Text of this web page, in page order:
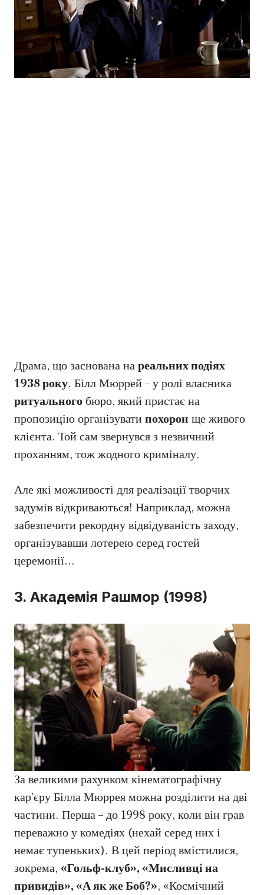
Драма, що заснована нареальних подіях
1938 року. Білл Мюррей – у ролі власника
ритуального бюро, який пристає на
пропозицію організуватипохорон ще живого
клієнта. Той сам звернувся з незвичний
проханням, тож жодного криміналу.
Але які можливості для реалізації творчих
задумів відкриваються! Наприклад, можна
забезпечити рекордну відвідуваність заходу,
організувавши лотерею серед гостей
церемонії…
3. Академія Рашмор (1998)
За великими рахунком кінематографічну
кар’єру Білла Мюррея можна розділити на дві
частини. Перша – до 1998 року, коли він грав
переважно у комедіях (нехай серед них і
немає тупеньких). В цей період вмістилися,
зокрема, «Гольф-клуб», «Мисливці на
привидів», «А як же Боб?», «Космічний